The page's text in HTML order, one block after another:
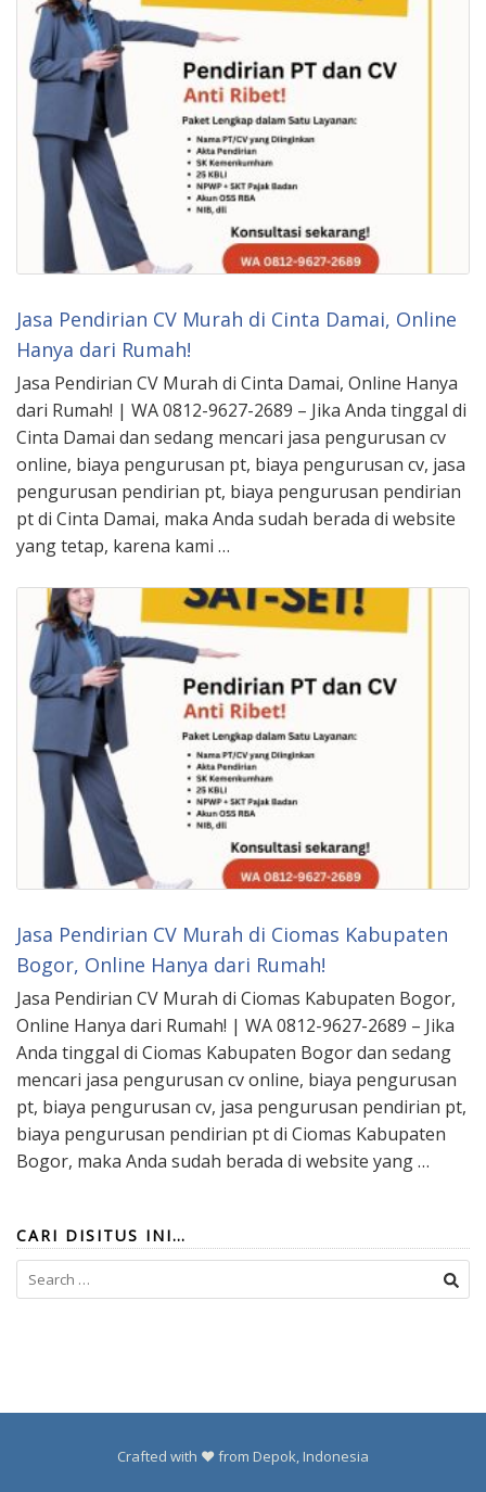
Jasa Pendirian CV Murah di Cinta Damai, Online
Hanya dari Rumah!
Jasa Pendirian CV Murah di Cinta Damai, Online Hanya
dari Rumah! | WA 0812-9627-2689 – Jika Anda tinggal di
Cinta Damai dan sedang mencari jasa pengurusan cv
online, biaya pengurusan pt, biaya pengurusan cv, jasa
pengurusan pendirian pt, biaya pengurusan pendirian
pt di Cinta Damai, maka Anda sudah berada di website
yang tetap, karena kami …
Jasa Pendirian CV Murah di Ciomas Kabupaten
Bogor, Online Hanya dari Rumah!
Jasa Pendirian CV Murah di Ciomas Kabupaten Bogor,
Online Hanya dari Rumah! | WA 0812-9627-2689 – Jika
Anda tinggal di Ciomas Kabupaten Bogor dan sedang
mencari jasa pengurusan cv online, biaya pengurusan
pt, biaya pengurusan cv, jasa pengurusan pendirian pt,
biaya pengurusan pendirian pt di Ciomas Kabupaten
Bogor, maka Anda sudah berada di website yang …
CARI DISITUS INI…
Search
for:
Crafted with ❤️ from Depok, Indonesia